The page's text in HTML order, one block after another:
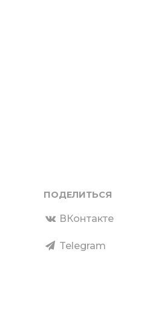
ПОДЕЛИТЬСЯ
ВКонтакте
Telegram